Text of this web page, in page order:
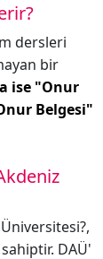
dersleri
bir
ise "Onur
Belgesi"
DAÜ'